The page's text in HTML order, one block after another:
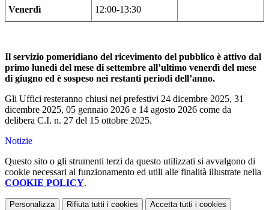
Venerdì 12:00-13:30
Il servizio pomeridiano del ricevimento del pubblico è attivo dal
primo lunedì del mese di settembre all’ultimo venerdì del mese
di giugno ed è sospeso nei restanti periodi dell’anno.
Gli Uffici resteranno chiusi nei prefestivi 24 dicembre 2025, 31
dicembre 2025, 05 gennaio 2026 e 14 agosto 2026 come da
delibera C.I. n. 27 del 15 ottobre 2025.
Notizie
Questo sito o gli strumenti terzi da questo utilizzati si avvalgono di
cookie necessari al funzionamento ed utili alle finalità illustrate nella
COOKIE POLICY.
Personalizza Rifiuta tutti i cookies Accetta tutti i cookies